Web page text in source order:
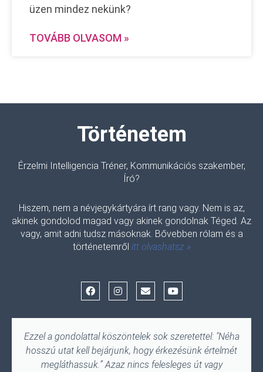
üzen mindez nekünk?
TOVÁBB OLVASOM »
Történetem
Érzelmi Intelligencia Tréner, Kommunikációs szakember,
Író?
Hiszem, nem a névjegykártyára írt rang vagy. Nem is az,
akinek gondolod magad vagy akinek gondolnak Téged. Az
vagy, amit adni tudsz másoknak. Bővebben rólam és a
történetemről itt olvashatsz »
F
a
c
o
o
k
I
n
s
g
r
a
m
E
n
v
o
p
e
Y
o
u
b
e
Ezzel a gondolattal köszöntelek sok szeretettel: "Néha
hosszú utat kell bejárjunk, hogy érkezésünk értelmét
megláthassuk.” Azaz nincs felesleges út vagy